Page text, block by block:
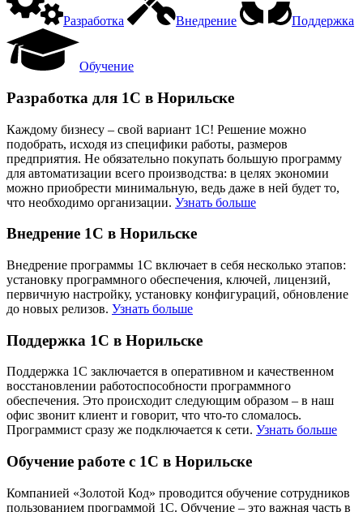
Разработка Внедрение Поддержка
Обучение
Разработка для 1С в Норильске
Каждому бизнесу – свой вариант 1С! Решение можно
подобрать, исходя из специфики работы, размеров
предприятия. Не обязательно покупать большую программу
для автоматизации всего производства: в целях экономии
можно приобрести минимальную, ведь даже в ней будет то,
что необходимо организации. Узнать больше
Внедрение 1С в Норильске
Внедрение программы 1С включает в себя несколько этапов:
установку программного обеспечения, ключей, лицензий,
первичную настройку, установку конфигураций, обновление
до новых релизов. Узнать больше
Поддержка 1С в Норильске
Поддержка 1С заключается в оперативном и качественном
восстановлении работоспособности программного
обеспечения. Это происходит следующим образом – в наш
офис звонит клиент и говорит, что что-то сломалось.
Программист сразу же подключается к сети. Узнать больше
Обучение работе с 1С в Норильске
Компанией «Золотой Код» проводится обучение сотрудников
пользованием программой 1С. Обучение – это важная часть в